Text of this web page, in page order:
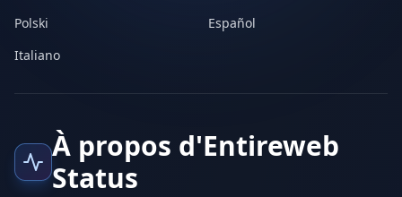
Polski
Español
Italiano
À propos d'Entireweb
Status